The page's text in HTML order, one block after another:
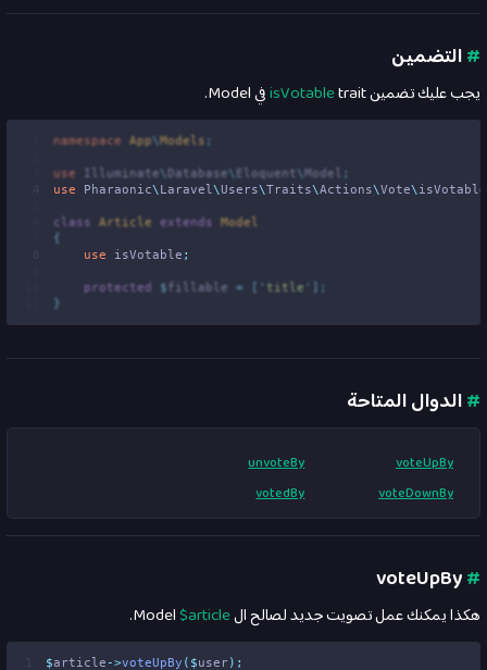
#التضمين
يجب عليك تضمين isVotabletrait في Model.
namespace App\Models ;
use Illuminate\ Database\ Eloquent \Model
;
4
use Pharaonic\ Laravel \Users\Traits\Actions\Vote\ isVotable
class Article extends
Model
{
8
use isVotable ;
protected $ fillable = ' title '
];
}
#الدوال المتاحة
voteUpBy
voteDownBy
unvoteBy
votedBy
#
هكذا يمكنك عمل تصويت جديد لصالح ال$article
1 $article ->voteUpBy ($user);